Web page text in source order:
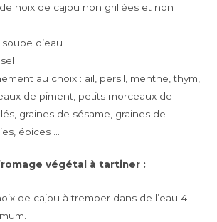
noix de cajou non grillées et non
d’eau
au choix : ail, persil, menthe, thym,
de piment, petits morceaux de
graines de sésame, graines de
épices …
végétal à tartiner :
de cajou à tremper dans de l’eau 4